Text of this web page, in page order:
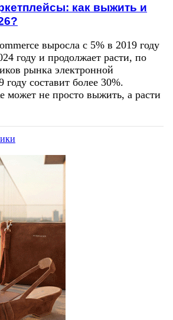
как выжить и
выросла с 5% в 2019 году
году и продолжает расти, по
рынка электронной
составит более 30%.
может не просто выжить, а расти